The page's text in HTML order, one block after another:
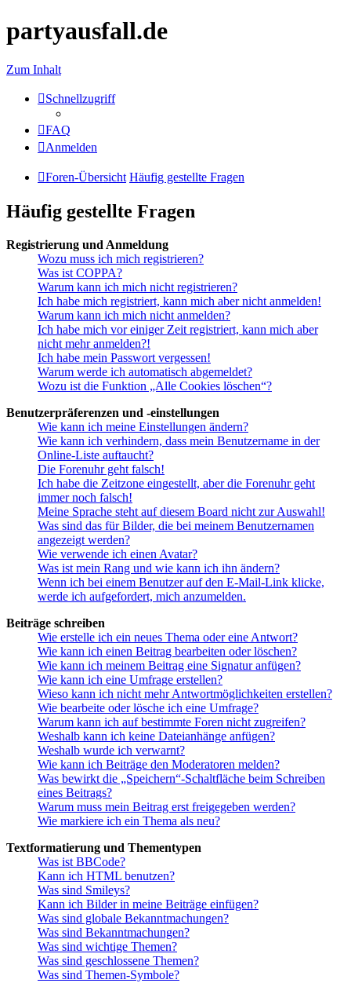
partyausfall.de
Zum Inhalt
Schnellzugriff
FAQ
Anmelden
Foren-Übersicht Häufig gestellte Fragen
Häufig gestellte Fragen
Registrierung und Anmeldung
Wozu muss ich mich registrieren?
Was ist COPPA?
Warum kann ich mich nicht registrieren?
Ich habe mich registriert, kann mich aber nicht anmelden!
Warum kann ich mich nicht anmelden?
Ich habe mich vor einiger Zeit registriert, kann mich aber
nicht mehr anmelden?!
Ich habe mein Passwort vergessen!
Warum werde ich automatisch abgemeldet?
Wozu ist die Funktion „Alle Cookies löschen“?
Benutzerpräferenzen und -einstellungen
Wie kann ich meine Einstellungen ändern?
Wie kann ich verhindern, dass mein Benutzername in der
Online-Liste auftaucht?
Die Forenuhr geht falsch!
Ich habe die Zeitzone eingestellt, aber die Forenuhr geht
immer noch falsch!
Meine Sprache steht auf diesem Board nicht zur Auswahl!
Was sind das für Bilder, die bei meinem Benutzernamen
angezeigt werden?
Wie verwende ich einen Avatar?
Was ist mein Rang und wie kann ich ihn ändern?
Wenn ich bei einem Benutzer auf den E-Mail-Link klicke,
werde ich aufgefordert, mich anzumelden.
Beiträge schreiben
Wie erstelle ich ein neues Thema oder eine Antwort?
Wie kann ich einen Beitrag bearbeiten oder löschen?
Wie kann ich meinem Beitrag eine Signatur anfügen?
Wie kann ich eine Umfrage erstellen?
Wieso kann ich nicht mehr Antwortmöglichkeiten erstellen?
Wie bearbeite oder lösche ich eine Umfrage?
Warum kann ich auf bestimmte Foren nicht zugreifen?
Weshalb kann ich keine Dateianhänge anfügen?
Weshalb wurde ich verwarnt?
Wie kann ich Beiträge den Moderatoren melden?
Was bewirkt die „Speichern“-Schaltfläche beim Schreiben
eines Beitrags?
Warum muss mein Beitrag erst freigegeben werden?
Wie markiere ich ein Thema als neu?
Textformatierung und Thementypen
Was ist BBCode?
Kann ich HTML benutzen?
Was sind Smileys?
Kann ich Bilder in meine Beiträge einfügen?
Was sind globale Bekanntmachungen?
Was sind Bekanntmachungen?
Was sind wichtige Themen?
Was sind geschlossene Themen?
Was sind Themen-Symbole?